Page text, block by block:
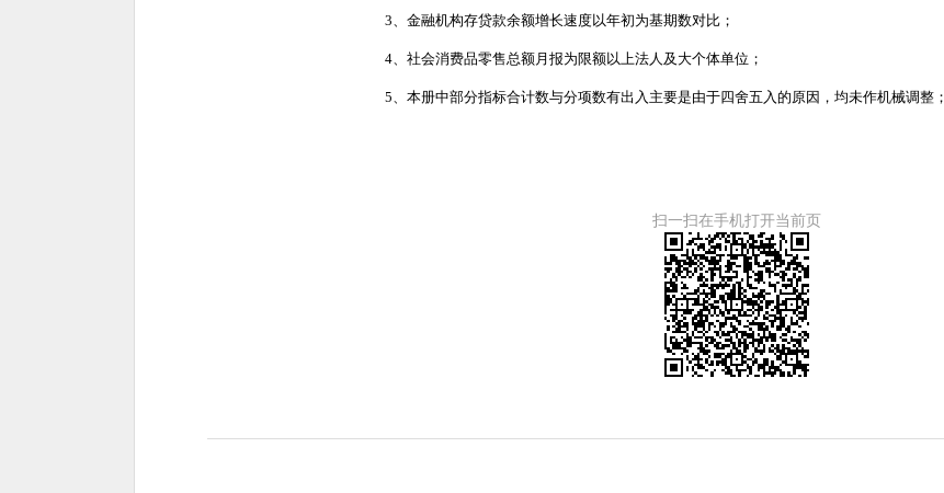
3、金融机构存贷款余额增长速度以年初为基期数对比；
4、社会消费品零售总额月报为限额以上法人及大个体单位；
5、本册中部分指标合计数与分项数有出入主要是由于四舍五入的原因，均未作机械调整；
扫一扫在手机打开当前页